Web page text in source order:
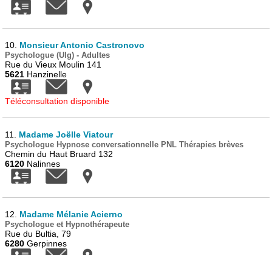
10. Monsieur Antonio Castronovo
Psychologue (Ulg) - Adultes
Rue du Vieux Moulin 141
5621 Hanzinelle
Téléconsultation disponible
11. Madame Joëlle Viatour
Psychologue Hypnose conversationnelle PNL Thérapies brèves
Chemin du Haut Bruard 132
6120 Nalinnes
12. Madame Mélanie Acierno
Psychologue et Hypnothérapeute
Rue du Bultia, 79
6280 Gerpinnes